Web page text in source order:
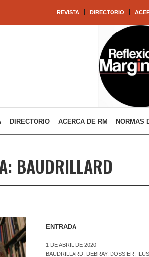
REVISTA DIRECTORIO
DIRECTORIO ACERCA DE RM NORMAS
BAUDRILLARD
ENTRADA
1 DE ABRIL DE 2020
BAUDRILLARD, DEBRAY, DOSSIER